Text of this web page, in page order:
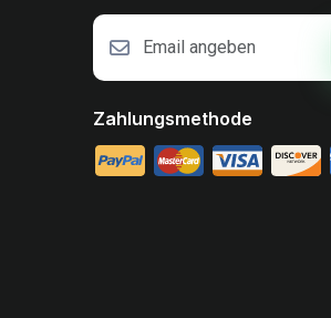
Zahlungsmethode